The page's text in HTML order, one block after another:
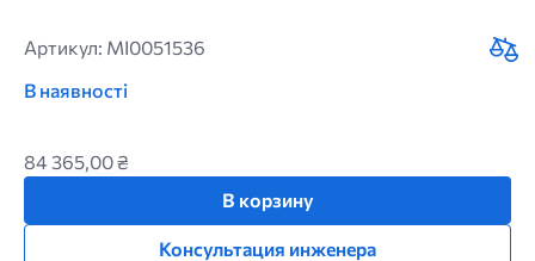
Артикул: MI0051536
В наявності
84 365,00 ₴
В корзину
Консультация инженера